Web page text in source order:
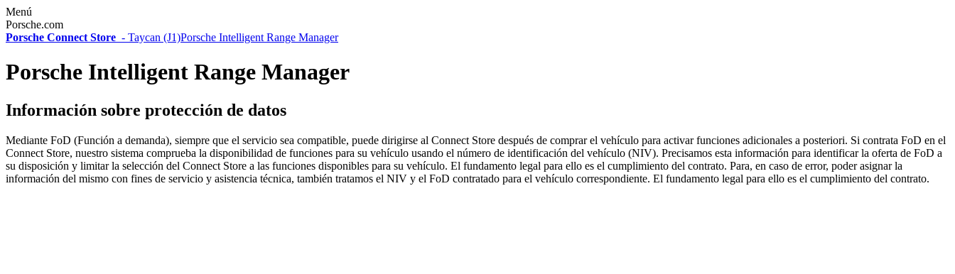
Menú
Porsche.com
Porsche Connect Store - Taycan (J1)Porsche Intelligent Range Manager
Porsche Intelligent Range Manager
Información sobre protección de datos
Mediante FoD (Función a demanda), siempre que el servicio sea compatible, puede dirigirse al Connect Store después de comprar el vehículo para activar funciones adicionales a posteriori. Si contrata FoD en el
Connect Store, nuestro sistema comprueba la disponibilidad de funciones para su vehículo usando el número de identificación del vehículo (NIV). Precisamos esta información para identificar la oferta de FoD a
su disposición y limitar la selección del Connect Store a las funciones disponibles para su vehículo. El fundamento legal para ello es el cumplimiento del contrato. Para, en caso de error, poder asignar la
información del mismo con fines de servicio y asistencia técnica, también tratamos el NIV y el FoD contratado para el vehículo correspondiente. El fundamento legal para ello es el cumplimiento del contrato.